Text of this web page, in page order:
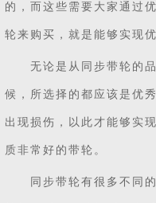
的，而这些需要大家通过
轮来购买，就是能够实现
无论是从 同步带轮 的
候，所选择的都应该是优
出现损伤，以此才能够实
质非常好的带轮。
同步带轮有很多不同的